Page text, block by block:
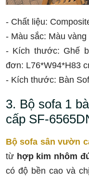
- Chất liệu:
- Màu sắc: Màu vàng
- Kích thước: Ghế
đơn: L76*W94*H83
- Kích thước: Bàn
3. Bộ sofa 1
cấp SF-
Bộ sofa sân vườn
từ hợp kim nhôm
có độ bền cao và